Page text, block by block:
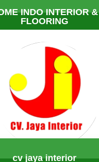
INDO INTERIOR &
FLOORING
HUBUNGI KAMI
cv jaya interior